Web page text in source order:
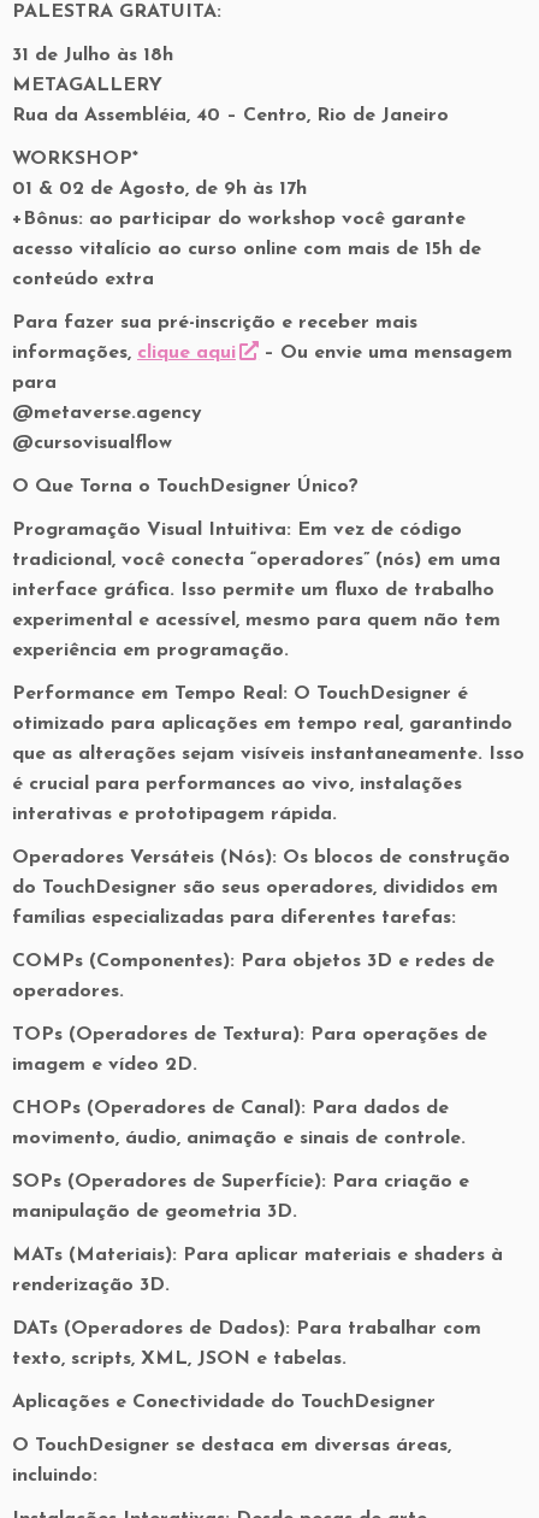
PALESTRA GRATUITA:
31 de Julho às 18h
METAGALLERY
Rua da Assembléia, 40 – Centro, Rio de Janeiro
WORKSHOP*
01 & 02 de Agosto, de 9h às 17h
+Bônus: ao participar do workshop você garante
acesso vitalício ao curso online com mais de 15h de
conteúdo extra
Para fazer sua pré-inscrição e receber mais
informações, clique aqui
– Ou envie uma mensagem
para
@metaverse.agency
@cursovisualflow
O Que Torna o TouchDesigner Único?
Programação Visual Intuitiva: Em vez de código
tradicional, você conecta “operadores” (nós) em uma
interface gráfica. Isso permite um fluxo de trabalho
experimental e acessível, mesmo para quem não tem
experiência em programação.
Performance em Tempo Real: O TouchDesigner é
otimizado para aplicações em tempo real, garantindo
que as alterações sejam visíveis instantaneamente. Isso
é crucial para performances ao vivo, instalações
interativas e prototipagem rápida.
Operadores Versáteis (Nós): Os blocos de construção
do TouchDesigner são seus operadores, divididos em
famílias especializadas para diferentes tarefas:
COMPs (Componentes): Para objetos 3D e redes de
operadores.
TOPs (Operadores de Textura): Para operações de
imagem e vídeo 2D.
CHOPs (Operadores de Canal): Para dados de
movimento, áudio, animação e sinais de controle.
SOPs (Operadores de Superfície): Para criação e
manipulação de geometria 3D.
MATs (Materiais): Para aplicar materiais e shaders à
renderização 3D.
DATs (Operadores de Dados): Para trabalhar com
texto, scripts, XML, JSON e tabelas.
Aplicações e Conectividade do TouchDesigner
O TouchDesigner se destaca em diversas áreas,
incluindo: